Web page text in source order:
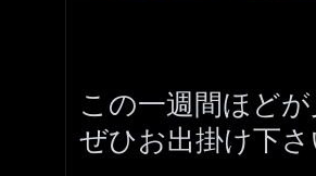
この一週間ほど
ぜひお出掛け下